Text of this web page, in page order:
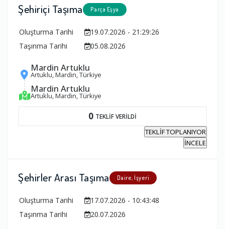
Şehiriçi Taşıma Parça Eşya
Oluşturma Tarihi
19.07.2026 - 21:29:26
Taşınma Tarihi
05.08.2026
Mardin Artuklu
Artuklu, Mardin, Türkiye
Mardin Artuklu
Artuklu, Mardin, Türkiye
0 TEKLİF VERİLDİ
TEKLİF TOPLANIYOR
İNCELE
Şehirler Arası Taşıma Daire, İşyeri
Oluşturma Tarihi
17.07.2026 - 10:43:48
Taşınma Tarihi
20.07.2026